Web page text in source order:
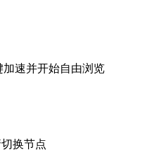
加速并开始自由浏览
换节点